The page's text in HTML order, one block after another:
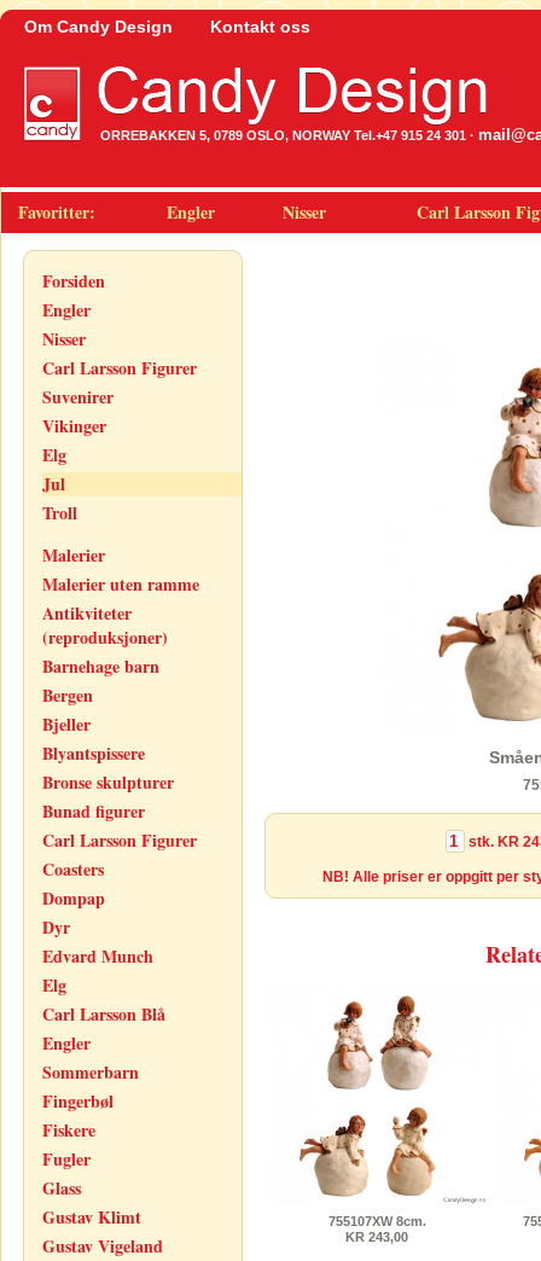
Om Candy Design Kontakt oss
ORREBAKKEN 5, 0789 OSLO, NORWAY Tel.+47 915 24 301 ·
Favoritter: Engler Nisser Carl Larsson
Forsiden
Engler
Nisser
Carl Larsson Figurer
Suvenirer
Vikinger
Elg
Jul
Troll
Malerier
Malerier uten ramme
Antikviteter
(reproduksjoner)
Barnehage barn
Bergen
Bjeller
Blyantspissere
Bronse skulpturer
Bunad figurer
Carl Larsson Figurer
Coasters
Dompap
Dyr
Edvard Munch
Elg
Carl Larsson Blå
Engler
Sommerbarn
Fingerbøl
Fiskere
Fugler
Glass
Gustav Klimt
Gustav Vigeland
stk. KR
NB! Alle priser er oppgitt per
755107XW 8cm.
KR 243,00